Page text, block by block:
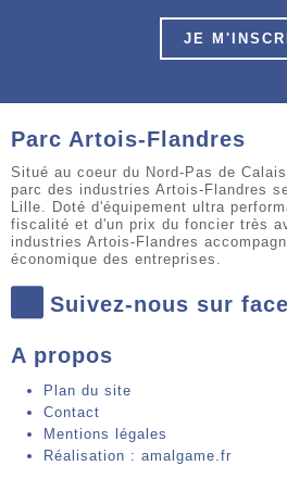
JE
Parc Artois-Flandres
Situé au coeur du Nord-Pas de
parc des industries Artois-Flandres
Lille. Doté d'équipement ultra
fiscalité et d'un prix du foncier très
industries Artois-Flandres
économique des entreprises.
Suivez-nous sur
A propos
Plan du site
Contact
Mentions légales
Réalisation : amalgame.fr